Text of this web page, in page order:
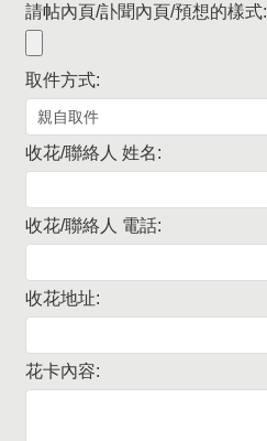
請帖內頁/訃聞內頁/預想的樣式:
取件方式:
收花/聯絡人 姓名:
收花/聯絡人 電話:
收花地址:
花卡內容: